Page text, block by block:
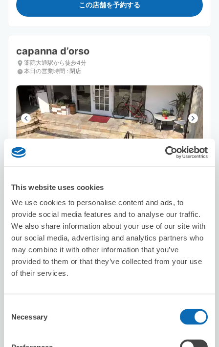
This website uses cookies
We use cookies to personalise content and ads, to
provide social media features and to analyse our traffic.
We also share information about your use of our site with
our social media, advertising and analytics partners who
may combine it with other information that you’ve
provided to them or that they’ve collected from your use
of their services.
Selection
Necessary
この店舗を予約する
capanna d’orso
薬院大通駅から徒歩4分
本日の営業時間 : 閉店
保管できる荷物数
この店舗を予約する
ヨカラボ天神